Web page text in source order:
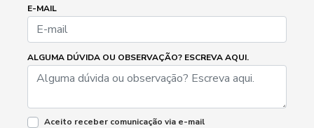
E-MAIL
ALGUMA DÚVIDA OU OBSERVAÇÃO? ESCREVA AQUI.
Aceito receber comunicação via e-mail